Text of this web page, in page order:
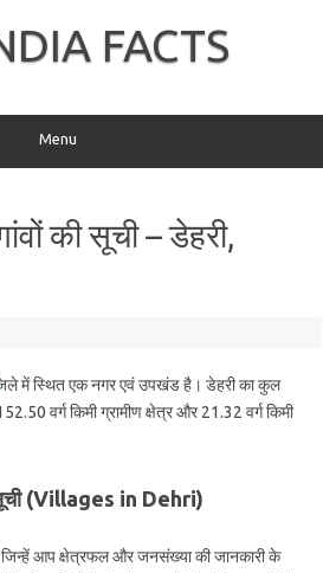
FACTS
Menu
की सूची – डेहरी,
में स्थित एक नगर एवं उपखंड है। डेहरी का कुल
वर्ग किमी ग्रामीण क्षेत्र और 21.32 वर्ग किमी
(Villages in Dehri)
आप क्षेत्रफल और जनसंख्या की जानकारी के